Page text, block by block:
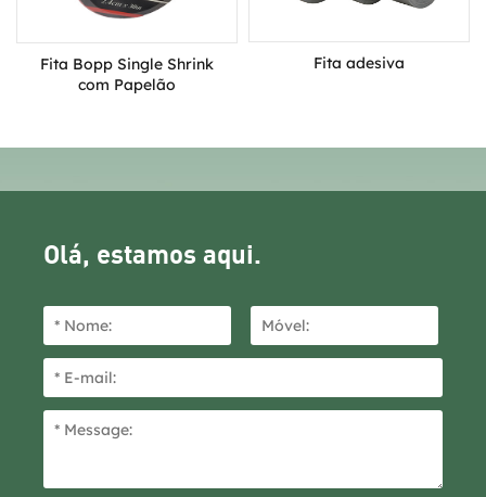
Fita Bopp Single Shrink
com Papelão
Fita adesiva
Olá, estamos aqui.